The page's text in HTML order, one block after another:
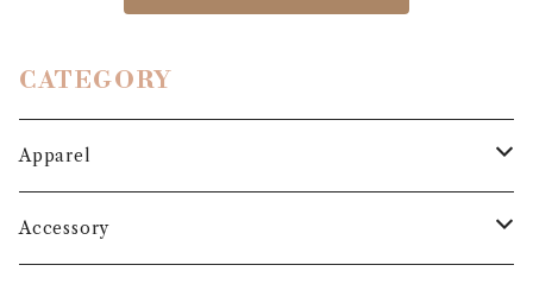
CATEGORY
Apparel
Outer
Accessory